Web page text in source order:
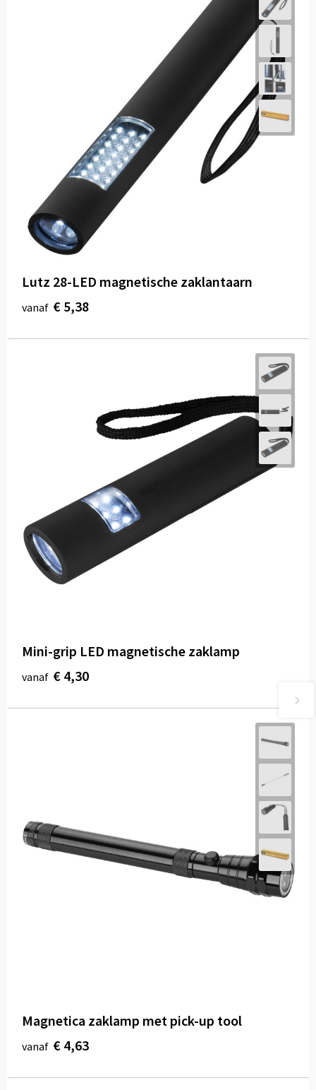
Lutz 28-LED magnetische zaklantaarn
vanaf € 5,38
Mini-grip LED magnetische zaklamp
vanaf € 4,30
Magnetica zaklamp met pick-up tool
vanaf € 4,63